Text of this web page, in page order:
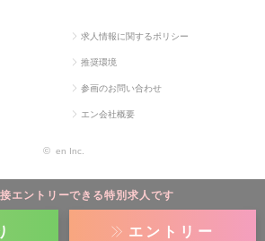
エントリーできる特別求人です
エントリー
求人情報に関するポリシー
推奨環境
参画のお問い合わせ
エン会社概要
© en Inc.